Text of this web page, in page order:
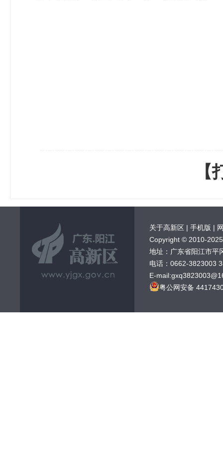
关于高新区 | 手机版 |
Copyright © 2010-
地址：广东省阳江市平
电话：0662-3823003
E-
粤公网安备